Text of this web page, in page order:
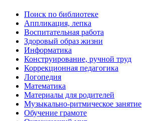
Поиск по библиотеке
Аппликация, лепка
Воспитательная работа
Здоровый образ жизни
Информатика
Конструирование, ручной труд
Коррекционная педагогика
Логопедия
Математика
Материалы для родителей
Музыкально-ритмическое занятие
Обучение грамоте